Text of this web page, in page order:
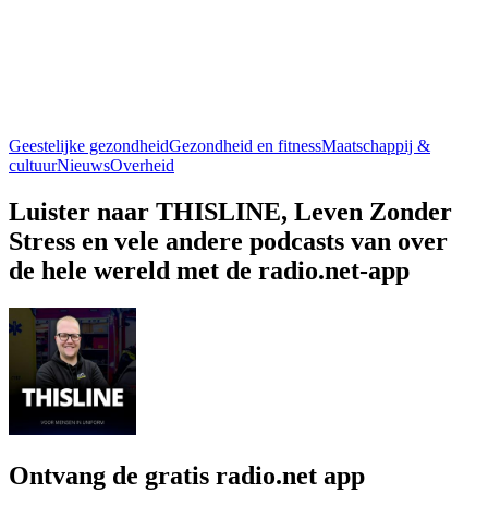
Geestelijke gezondheidGezondheid en fitnessMaatschappij &
cultuurNieuwsOverheid
Luister naar THISLINE, Leven Zonder
Stress en vele andere podcasts van over
de hele wereld met de radio.net-app
Ontvang de gratis radio.net app